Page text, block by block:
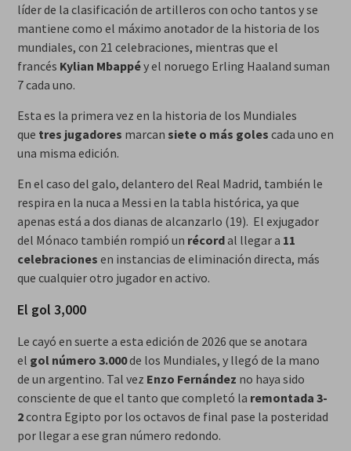
líder de la clasificación de artilleros con ocho tantos y se
mantiene como el máximo anotador de la historia de los
mundiales, con 21 celebraciones, mientras que el
francés Kylian Mbappéy el noruego Erling Haaland suman
7 cada uno.
Esta es la primera vez en la historia de los Mundiales
que tres jugadores marcan siete o más goles cada uno en
una misma edición.
En el caso del galo, delantero del Real Madrid, también le
respira en la nuca a Messi en la tabla histórica, ya que
apenas está a dos dianas de alcanzarlo (19). El exjugador
del Mónaco también rompió un récordal llegar a 11
celebraciones en instancias de eliminación directa, más
que cualquier otro jugador en activo.
El gol 3,000
Le cayó en suerte a esta edición de 2026 que se anotara
el gol número 3.000de los Mundiales, y llegó de la mano
de un argentino. Tal vez Enzo Fernández no haya sido
consciente de que el tanto que completó la remontada 3-
2contra Egipto por los octavos de final pase la posteridad
por llegar a ese gran número redondo.